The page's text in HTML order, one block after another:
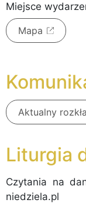
Miejsce
Mapa
Aktualny
Liturgia
Czytania na
niedziela.pl